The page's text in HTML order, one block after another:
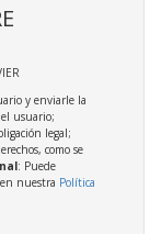
y enviarle la
usuario;
legal;
como se
: Puede
nuestra Política